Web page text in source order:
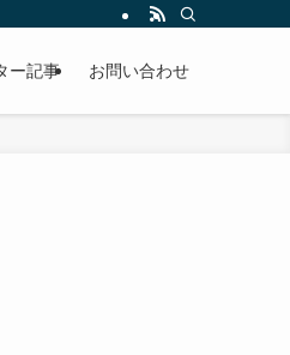
ー記事 お問い合わせ